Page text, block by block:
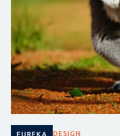
EUREKA DESIGN